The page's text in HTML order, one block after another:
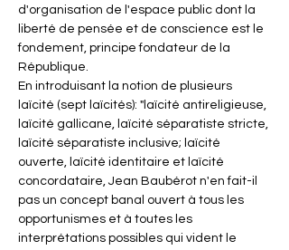
d'organisation de l'espace public dont la
liberté de pensée et de conscience est le
fondement, principe fondateur de la
République.
En introduisant la notion de plusieurs
laïcité (sept laïcités): "laïcité antireligieuse,
laïcité gallicane, laïcité séparatiste stricte,
laïcité séparatiste inclusive; laïcité
ouverte, laïcité identitaire et laïcité
concordataire, Jean Baubérot n'en fait-il
pas un concept banal ouvert à tous les
opportunismes et à toutes les
interprétations possibles qui vident le